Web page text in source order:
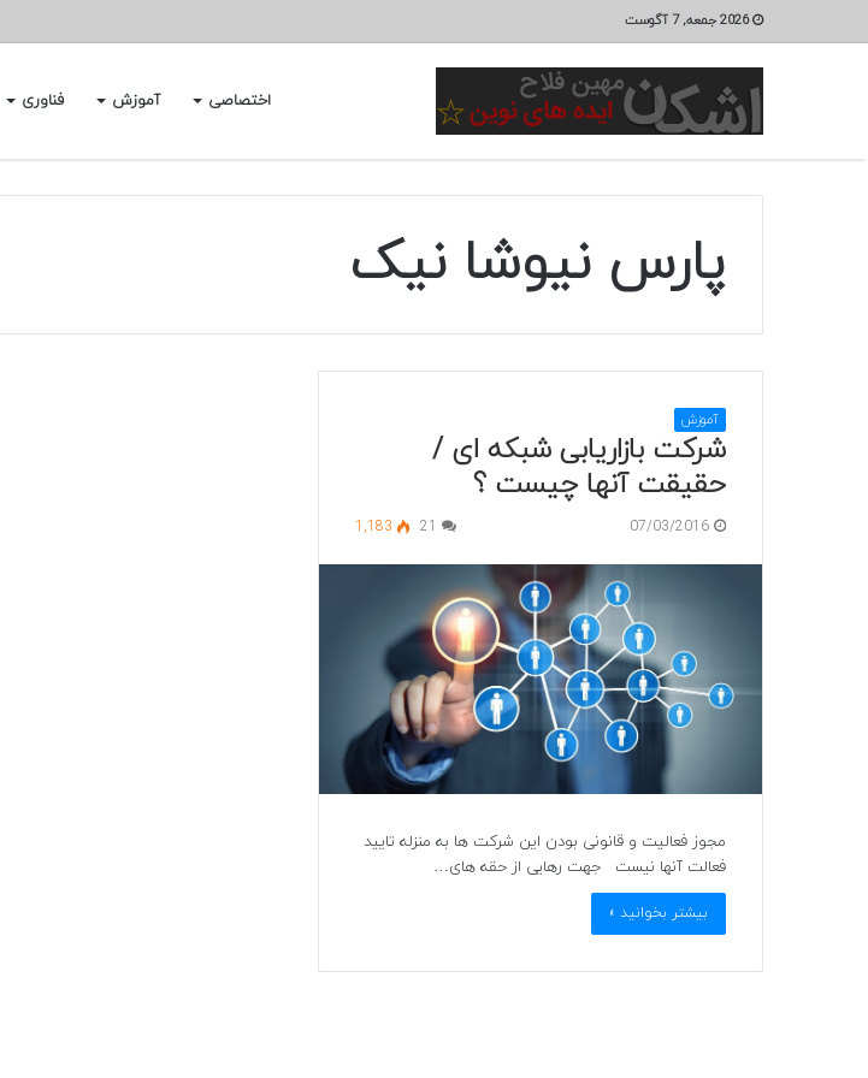
2026 جمعه, 7 آگوست
اختصاصی آموزش فناوری
پارس نیوشا نیک
آموزش
شرکت بازاریابی شبکه ای /
حقیقت آنها چیست ؟
07/03/2016
21
1,183
مجوز فعالیت و قانونی بودن این شرکت ها به منزله تایید
فعالت آنها نیست جهت رهایی از حقه های…
بیشتر بخوانید »